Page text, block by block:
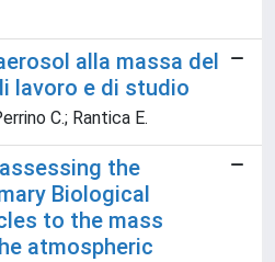
alla massa del
lavoro e di studio
C.; Rantica E.
the
Biological
to the mass
atmospheric